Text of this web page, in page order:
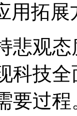
用拓
悲观
科技
要过